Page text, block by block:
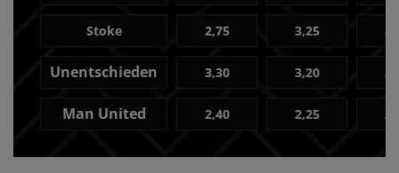
Stoke 2,75 3,25
Unentschieden 3,30 3,20
Man United 2,40 2,25